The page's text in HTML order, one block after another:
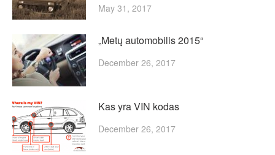
May 31, 2017
„Metų automobilis 2015“
December 26, 2017
Kas yra VIN kodas
December 26, 2017